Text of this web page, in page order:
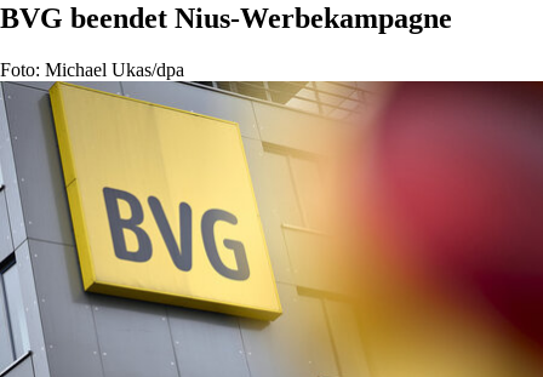
BVG beendet Nius-Werbekampagne
Foto: Michael Ukas/dpa